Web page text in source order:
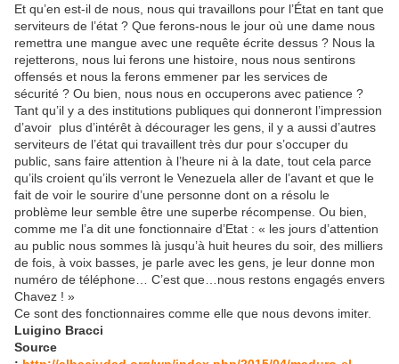
Et qu’en est-il de nous, nous qui travaillons pour l’État en tant que
serviteurs de l’état ? Que ferons-nous le jour où une dame nous
remettra une mangue avec une requête écrite dessus ? Nous la
rejetterons, nous lui ferons une histoire, nous nous sentirons
offensés et nous la ferons emmener par les services de
sécurité ? Ou bien, nous nous en occuperons avec patience ?
Tant qu’il y a des institutions publiques qui donneront l’impression
d’avoir plus d’intérêt à décourager les gens, il y a aussi d’autres
serviteurs de l’état qui travaillent très dur pour s’occuper du
public, sans faire attention à l’heure ni à la date, tout cela parce
qu’ils croient qu’ils verront le Venezuela aller de l’avant et que le
fait de voir le sourire d’une personne dont on a résolu le
problème leur semble être une superbe récompense. Ou bien,
comme me l’a dit une fonctionnaire d’Etat : « les jours d’attention
au public nous sommes là jusqu’à huit heures du soir, des milliers
de fois, à voix basses, je parle avec les gens, je leur donne mon
numéro de téléphone… C’est que…nous restons engagés envers
Chavez ! »
Ce sont des fonctionnaires comme elle que nous devons imiter.
Luigino Bracci
Source